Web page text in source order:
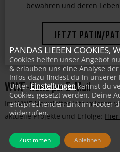
faszinierende Lebewesen
bewahren und deren
JETZT PATIN/
WWF-News per E-Mail
Im WWF-Newsletter informieren
aktuelle Projekte und Erfolge:
PANDAS LIEBEN COOKIES,
Cookies helfen unser Angebot
& erlauben uns eine Analyse
Infos dazu findest du in unserer
Unter Einstellungen kannst du
Cookies gesetzt werden. Deine
entsprechenden Link im Footer
widerrufen.
Zustimmen Ablehnen